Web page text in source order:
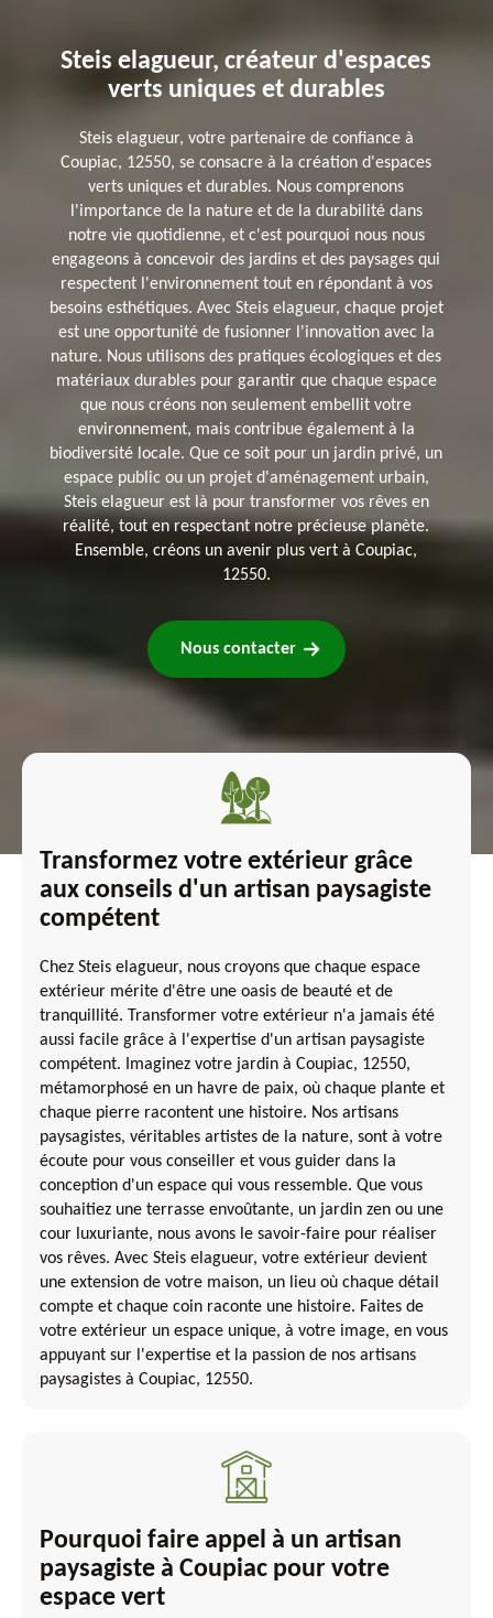
Steis elagueur, créateur d'espaces
verts uniques et durables
Steis elagueur, votre partenaire de confiance à
Coupiac, 12550, se consacre à la création d'espaces
verts uniques et durables. Nous comprenons
l'importance de la nature et de la durabilité dans
notre vie quotidienne, et c'est pourquoi nous nous
engageons à concevoir des jardins et des paysages qui
respectent l'environnement tout en répondant à vos
besoins esthétiques. Avec Steis elagueur, chaque projet
est une opportunité de fusionner l'innovation avec la
nature. Nous utilisons des pratiques écologiques et des
matériaux durables pour garantir que chaque espace
que nous créons non seulement embellit votre
environnement, mais contribue également à la
biodiversité locale. Que ce soit pour un jardin privé, un
espace public ou un projet d'aménagement urbain,
Steis elagueur est là pour transformer vos rêves en
réalité, tout en respectant notre précieuse planète.
Ensemble, créons un avenir plus vert à Coupiac,
12550.
Nous contacter
Transformez votre extérieur grâce
aux conseils d'un artisan paysagiste
compétent
Chez Steis elagueur, nous croyons que chaque espace
extérieur mérite d'être une oasis de beauté et de
tranquillité. Transformer votre extérieur n'a jamais été
aussi facile grâce à l'expertise d'un artisan paysagiste
compétent. Imaginez votre jardin à Coupiac, 12550,
métamorphosé en un havre de paix, où chaque plante et
chaque pierre racontent une histoire. Nos artisans
paysagistes, véritables artistes de la nature, sont à votre
écoute pour vous conseiller et vous guider dans la
conception d'un espace qui vous ressemble. Que vous
souhaitiez une terrasse envoûtante, un jardin zen ou une
cour luxuriante, nous avons le savoir-faire pour réaliser
vos rêves. Avec Steis elagueur, votre extérieur devient
une extension de votre maison, un lieu où chaque détail
compte et chaque coin raconte une histoire. Faites de
votre extérieur un espace unique, à votre image, en vous
appuyant sur l'expertise et la passion de nos artisans
paysagistes à Coupiac, 12550.
Pourquoi faire appel à un artisan
paysagiste à Coupiac pour votre
espace vert